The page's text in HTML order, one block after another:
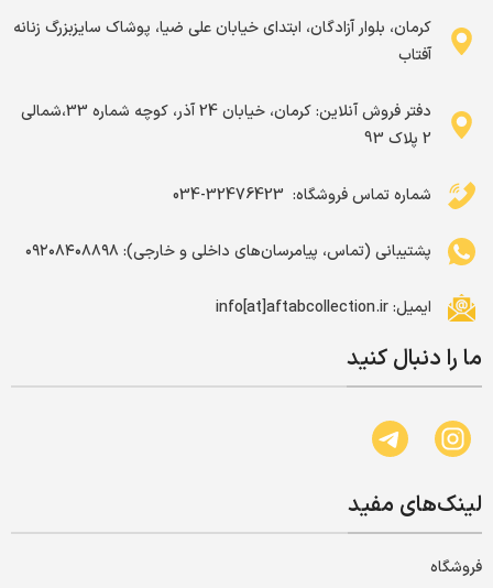
کرمان، بلوار آزادگان، ابتدای خیابان علی ضیا، پوشاک سایزبزرگ زنانه
آفتاب
دفتر فروش آنلاین: کرمان، خیابان 24 آذر، کوچه شماره 33،شمالی
2 پلاک 93
شماره تماس فروشگاه: ‌ 32476423-034
پشتیبانی (تماس، پیامرسان‌های داخلی و خارجی): ۰۹۲۰۸۴۰۸۸۹۸
ایمیل: info[at]aftabcollection.ir
ما را دنبال کنید
لینک‌های مفید
فروشگاه